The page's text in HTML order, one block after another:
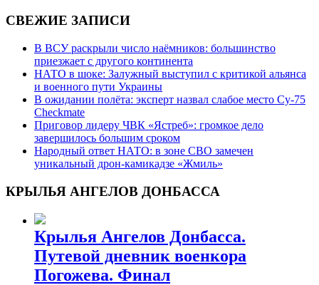
СВЕЖИЕ ЗАПИСИ
В ВСУ раскрыли число наёмников: большинство
приезжает с другого континента
НАТО в шоке: Залужный выступил с критикой альянса
и военного пути Украины
В ожидании полёта: эксперт назвал слабое место Су-75
Checkmate
Приговор лидеру ЧВК «Ястреб»: громкое дело
завершилось большим сроком
Народный ответ НАТО: в зоне СВО замечен
уникальный дрон-камикадзе «Жмиль»
КРЫЛЬЯ АНГЕЛОВ ДОНБАССА
Крылья Ангелов Донбасса.
Путевой дневник военкора
Погожева. Финал